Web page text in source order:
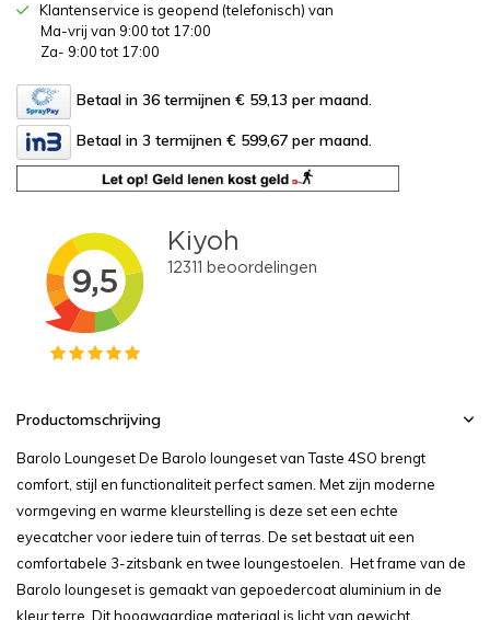
Klantenservice is geopend (telefonisch) van
Ma-vrij van 9:00 tot 17:00
Za- 9:00 tot 17:00
Betaal in 36 termijnen € 59,13 per maand.
Betaal in 3 termijnen € 599,67 per maand.
Productomschrijving
Barolo Loungeset De Barolo loungeset van Taste 4SO brengt
comfort, stijl en functionaliteit perfect samen. Met zijn moderne
vormgeving en warme kleurstelling is deze set een echte
eyecatcher voor iedere tuin of terras. De set bestaat uit een
comfortabele 3-zitsbank en twee loungestoelen. Het frame van de
Barolo loungeset is gemaakt van gepoedercoat aluminium in de
kleur terre. Dit hoogwaardige materiaal is licht van gewicht,